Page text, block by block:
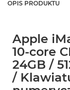
OPIS PRODUKTU
Apple
10-core
24GB /
/